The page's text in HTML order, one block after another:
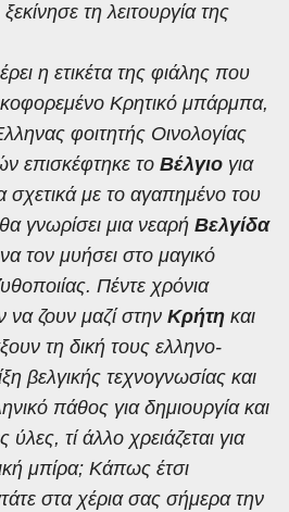
τη λειτουργία της
η ετικέτα της φιάλης που
Κρητικό μπάρμπα,
φοιτητής Οινολογίας
επισκέφτηκε το Βέλγιο για
σχετικά με το αγαπημένο του
γνωρίσει μια νεαρή Βελγίδα
τον μυήσει στο μαγικό
Πέντε χρόνια
να ζουν μαζί στην Κρήτη και
τη δική τους ελληνο-
βελγικής τεχνογνωσίας και
πάθος για δημιουργία και
ύλες, τί άλλο χρειάζεται για
μπίρα; Κάπως έτσι
στα χέρια σας σήμερα την